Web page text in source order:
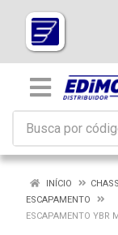
INÍCIO
ESCAPAMENTO
ESCAPAMENTO YBR